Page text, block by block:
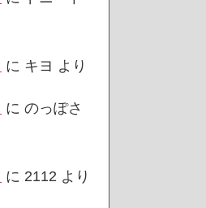
に キヨ より
に のっぽさ
に 2112 より